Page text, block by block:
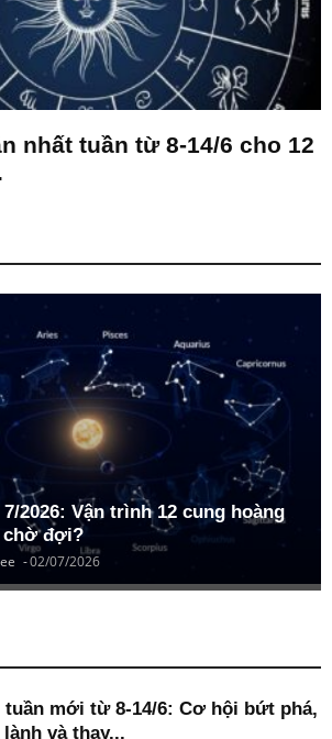
nhất tuần từ 8-14/6 cho 12
2026: Vận trình 12 cung hoàng
chờ đợi?
-02/07/2026
tuần mới từ 8-14/6: Cơ hội bứt phá,
và thay...